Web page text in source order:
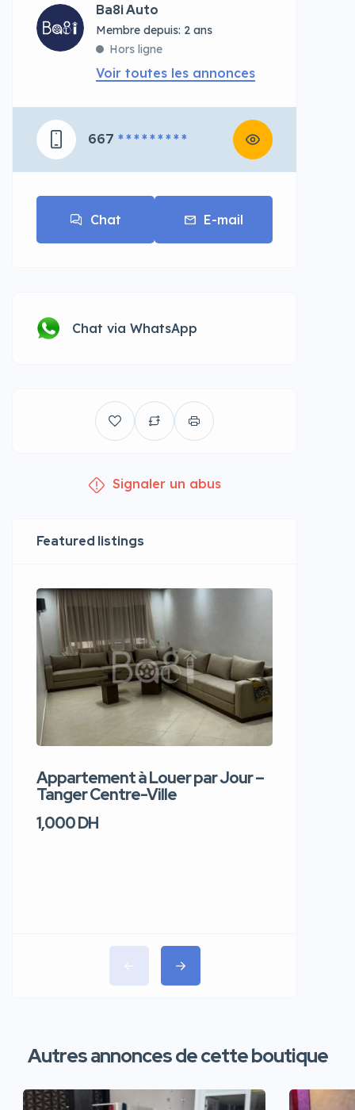
Ba8i Auto
Membre depuis: 2 ans
Hors ligne
Voir toutes les annonces
667 * * * * * * * * *
Chat E-mail
Chat via WhatsApp
Signaler un abus
Featured listings
Appartement à Louer par Jour –
Tanger Centre-Ville
1,000 DH
Autres annonces de cette boutique